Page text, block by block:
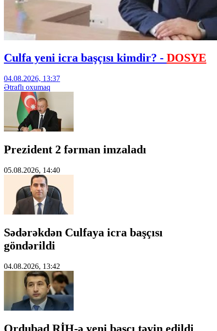
Culfa yeni icra başçısı kimdir? - DOSYE
04.08.2026, 13:37
Ətraflı oxumaq
Prezident 2 fərman imzaladı
05.08.2026, 14:40
Sədərəkdən Culfaya icra başçısı
göndərildi
04.08.2026, 13:42